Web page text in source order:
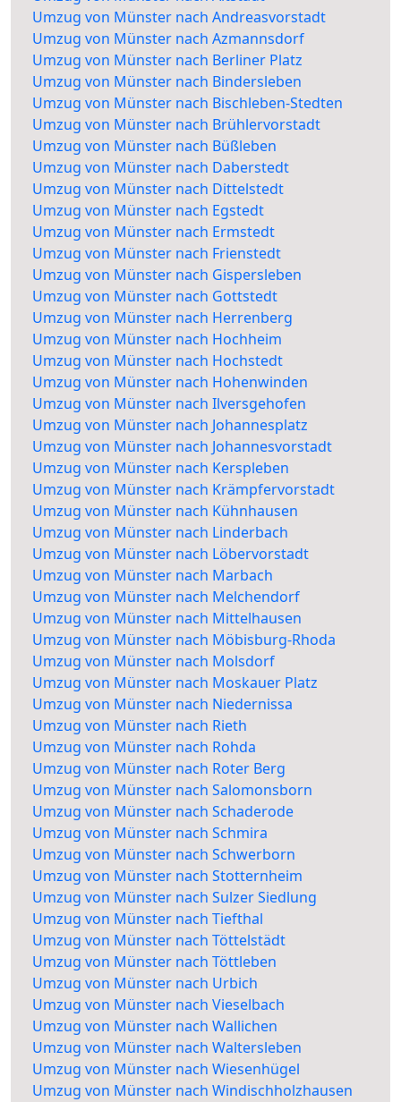
Umzug von Münster nach Andreasvorstadt
Umzug von Münster nach Azmannsdorf
Umzug von Münster nach Berliner Platz
Umzug von Münster nach Bindersleben
Umzug von Münster nach Bischleben-Stedten
Umzug von Münster nach Brühlervorstadt
Umzug von Münster nach Büßleben
Umzug von Münster nach Daberstedt
Umzug von Münster nach Dittelstedt
Umzug von Münster nach Egstedt
Umzug von Münster nach Ermstedt
Umzug von Münster nach Frienstedt
Umzug von Münster nach Gispersleben
Umzug von Münster nach Gottstedt
Umzug von Münster nach Herrenberg
Umzug von Münster nach Hochheim
Umzug von Münster nach Hochstedt
Umzug von Münster nach Hohenwinden
Umzug von Münster nach Ilversgehofen
Umzug von Münster nach Johannesplatz
Umzug von Münster nach Johannesvorstadt
Umzug von Münster nach Kerspleben
Umzug von Münster nach Krämpfervorstadt
Umzug von Münster nach Kühnhausen
Umzug von Münster nach Linderbach
Umzug von Münster nach Löbervorstadt
Umzug von Münster nach Marbach
Umzug von Münster nach Melchendorf
Umzug von Münster nach Mittelhausen
Umzug von Münster nach Möbisburg-Rhoda
Umzug von Münster nach Molsdorf
Umzug von Münster nach Moskauer Platz
Umzug von Münster nach Niedernissa
Umzug von Münster nach Rieth
Umzug von Münster nach Rohda
Umzug von Münster nach Roter Berg
Umzug von Münster nach Salomonsborn
Umzug von Münster nach Schaderode
Umzug von Münster nach Schmira
Umzug von Münster nach Schwerborn
Umzug von Münster nach Stotternheim
Umzug von Münster nach Sulzer Siedlung
Umzug von Münster nach Tiefthal
Umzug von Münster nach Töttelstädt
Umzug von Münster nach Töttleben
Umzug von Münster nach Urbich
Umzug von Münster nach Vieselbach
Umzug von Münster nach Wallichen
Umzug von Münster nach Waltersleben
Umzug von Münster nach Wiesenhügel
Umzug von Münster nach Windischholzhausen